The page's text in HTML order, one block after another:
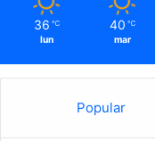
36 ℃
lun
40 ℃
mar
Popular